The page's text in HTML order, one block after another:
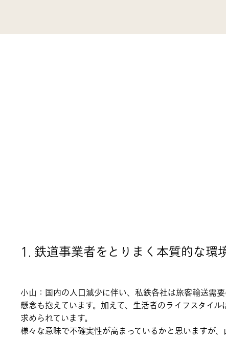
1. 鉄道事業者をとりまく本質的な環
小山：国内の人口減少に伴い、私鉄各社は旅客輸送需
懸念も抱えています。加えて、生活者のライフスタイ
求められています。
様々な意味で不確実性が高まっているかと思いますが